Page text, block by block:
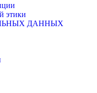
этики
ДАННЫХ